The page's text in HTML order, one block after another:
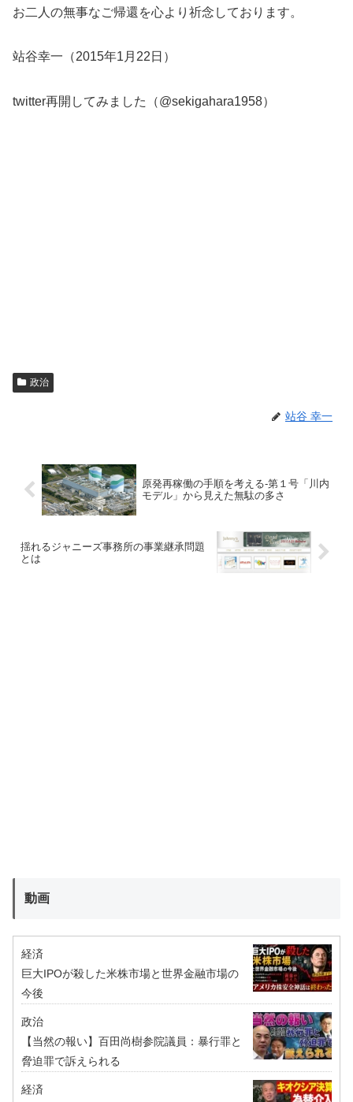
お二人の無事なご帰還を心より祈念しております。
站谷幸一（2015年1月22日）
twitter再開してみました（@sekigahara1958）
政治
站谷 幸一
原発再稼働の手順を考える-第１号「川内
モデル」から見えた無駄の多さ
揺れるジャニーズ事務所の事業継承問題
とは
動画
経済
巨大IPOが殺した米株市場と世界金融市場の
今後
政治
【当然の報い】百田尚樹参院議員：暴行罪と
脅迫罪で訴えられる
経済